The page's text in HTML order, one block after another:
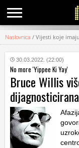
KATEGORIJE
HRVATSKI
WEB
Naslovnica / Vijesti koje
30.03.2022. (22:00)
No more 'Yippee Ki Yay'
Bruce Willis